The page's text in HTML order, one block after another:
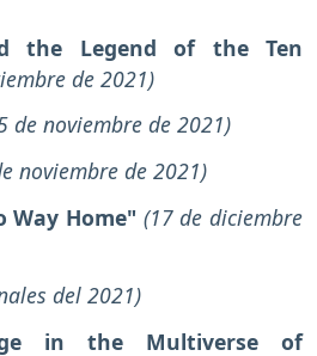
the Legend of the Ten
de 2021)
de noviembre de 2021)
noviembre de 2021)
Way Home" (17 de diciembre
del 2021)
in the Multiverse of